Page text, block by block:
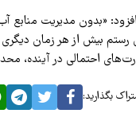
«بدون مدیریت
بیش از هر زمان
احتمالی در آینده،
بگذارید: